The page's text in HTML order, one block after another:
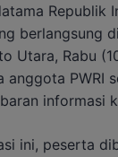
Republik
berlangsung
Utara, Rabu
anggota PWRI
informasi
ini, peserta